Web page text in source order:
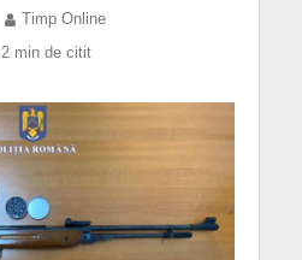
Timp Online
2 min de citit